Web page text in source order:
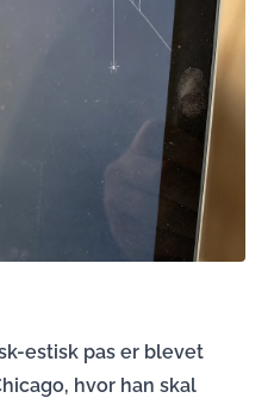
estisk pas er blevet
hvor han skal